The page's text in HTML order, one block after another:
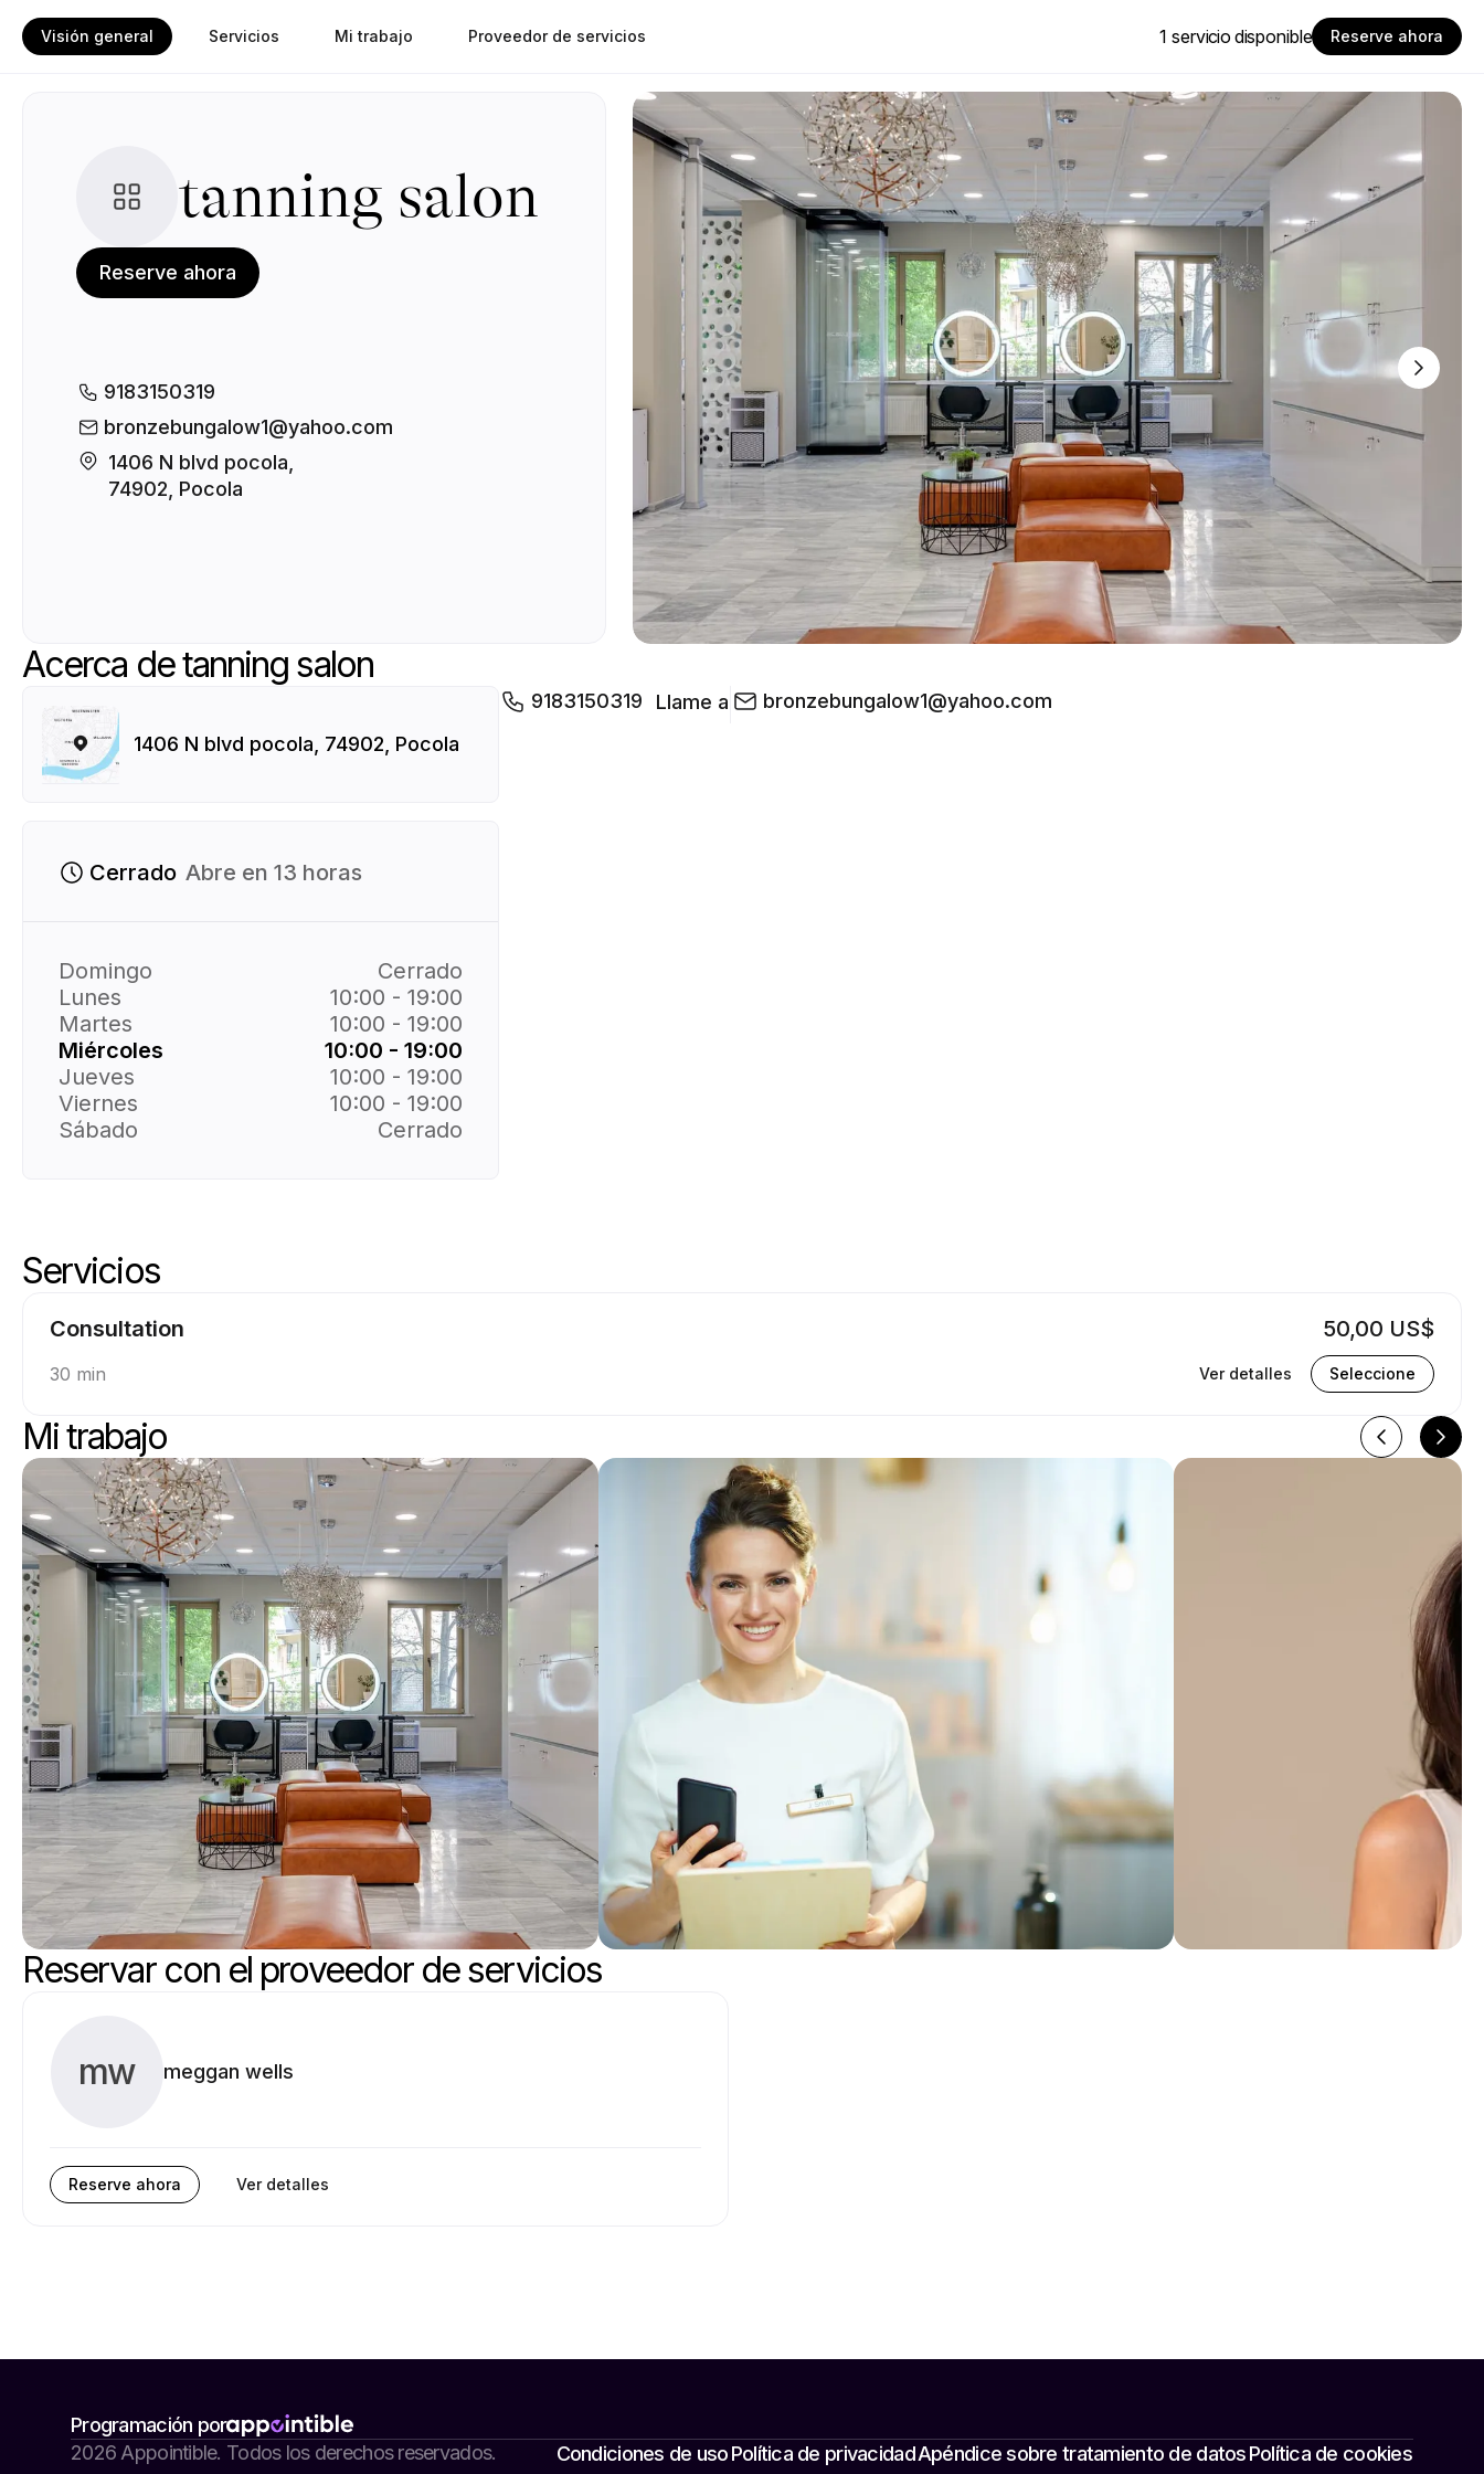
Visión general Servicios Mi trabajo Proveedor de servicios 1 servicio disponible Reserve ahora
tanning salon
Reserve ahora
9183150319
bronzebungalow1@yahoo.com
1406 N blvd pocola,
74902, Pocola
Acerca de tanning salon
1406 N blvd pocola, 74902, Pocola
Cerrado Abre en 13 horas
Domingo
Cerrado
Lunes
10:00 - 19:00
Martes
10:00 - 19:00
Miércoles
10:00 - 19:00
Jueves
10:00 - 19:00
Viernes
10:00 - 19:00
Sábado
Cerrado
9183150319 Llame a bronzebungalow1@yahoo.com
Servicios
Consultation 50,00 US$
30 min Ver detalles Seleccione
Mi trabajo
Reservar con el proveedor de servicios
mw meggan wells
Reserve ahora Ver detalles
Programación por
2026 Appointible. Todos los derechos reservados.
Condiciones de usoPolítica de privacidadApéndice sobre tratamiento de datosPolítica de cookies